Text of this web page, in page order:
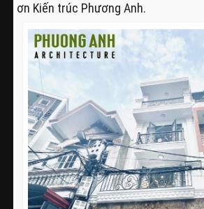
ơn Kiến trúc Phương Anh.